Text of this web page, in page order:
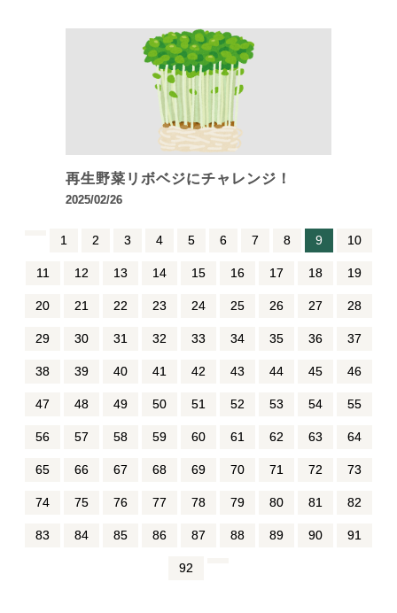
再生野菜リボベジにチャレンジ！
2025/02/26
1 2 3 4 5 6 7 8 9 10
11 12 13 14 15 16 17 18 19
20 21 22 23 24 25 26 27 28
29 30 31 32 33 34 35 36 37
38 39 40 41 42 43 44 45 46
47 48 49 50 51 52 53 54 55
56 57 58 59 60 61 62 63 64
65 66 67 68 69 70 71 72 73
74 75 76 77 78 79 80 81 82
83 84 85 86 87 88 89 90 91
92